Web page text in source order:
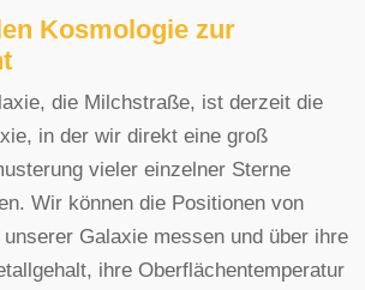
Kosmologie zur
die Milchstraße, ist derzeit die
in der wir direkt eine groß
vieler einzelner Sterne
Wir können die Positionen von
Galaxie messen und über ihre
ihre Oberflächentemperatur